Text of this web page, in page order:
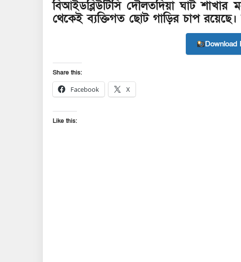
বিআইডব্লিউটিসি দৌলতদিয়া ঘাট
থেকেই ব্যক্তিগত ছোট গাড়ির চাপ
Download
Share this:
Facebook X
Like this: